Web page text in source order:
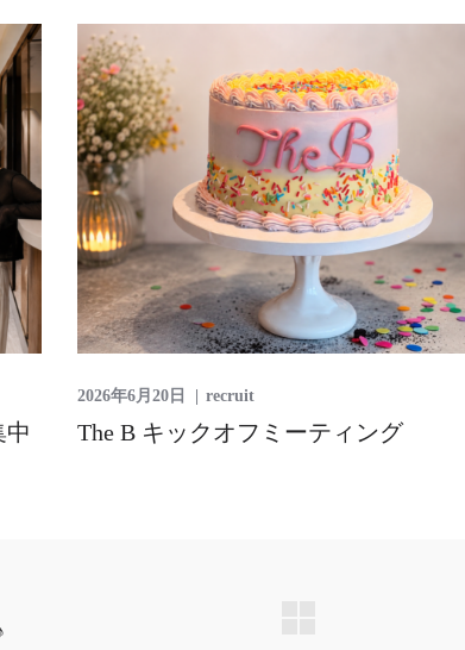
中
2026年6月20日 recruit
The B キックオフミーティング